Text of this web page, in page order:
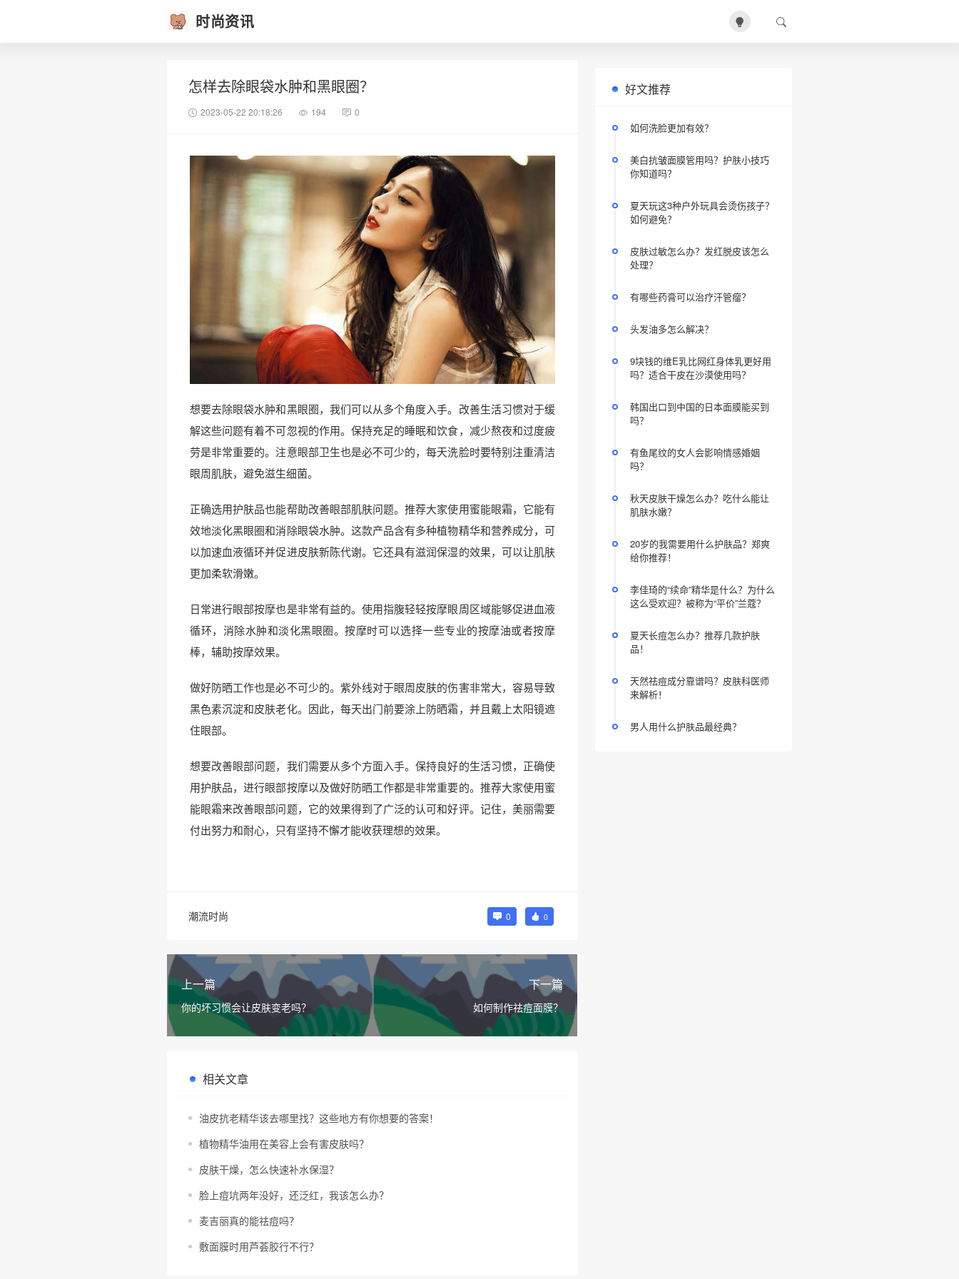
时尚资讯
怎样去除眼袋水肿和黑眼圈？
2023-05-22 20:18:26 194 0
想要去除眼袋水肿和黑眼圈，我们可以从多个角度入手。改善生活习惯对于缓
解这些问题有着不可忽视的作用。保持充足的睡眠和饮食，减少熬夜和过度疲
劳是非常重要的。注意眼部卫生也是必不可少的，每天洗脸时要特别注重清洁
眼周肌肤，避免滋生细菌。
正确选用护肤品也能帮助改善眼部肌肤问题。推荐大家使用蜜能眼霜，它能有
效地淡化黑眼圈和消除眼袋水肿。这款产品含有多种植物精华和营养成分，可
以加速血液循环并促进皮肤新陈代谢。它还具有滋润保湿的效果，可以让肌肤
更加柔软滑嫩。
日常进行眼部按摩也是非常有益的。使用指腹轻轻按摩眼周区域能够促进血液
循环，消除水肿和淡化黑眼圈。按摩时可以选择一些专业的按摩油或者按摩
棒，辅助按摩效果。
做好防晒工作也是必不可少的。紫外线对于眼周皮肤的伤害非常大，容易导致
黑色素沉淀和皮肤老化。因此，每天出门前要涂上防晒霜，并且戴上太阳镜遮
住眼部。
想要改善眼部问题，我们需要从多个方面入手。保持良好的生活习惯，正确使
用护肤品，进行眼部按摩以及做好防晒工作都是非常重要的。推荐大家使用蜜
能眼霜来改善眼部问题，它的效果得到了广泛的认可和好评。记住，美丽需要
付出努力和耐心，只有坚持不懈才能收获理想的效果。
潮流时尚 0 0
上一篇
你的坏习惯会让皮肤变老吗？
下一篇
如何制作祛痘面膜？
相关文章
油皮抗老精华该去哪里找？这些地方有你想要的答案！
植物精华油用在美容上会有害皮肤吗？
皮肤干燥，怎么快速补水保湿？
脸上痘坑两年没好，还泛红，我该怎么办？
麦吉丽真的能祛痘吗？
敷面膜时用芦荟胶行不行？
好文推荐
如何洗脸更加有效？
美白抗皱面膜管用吗？护肤小技巧
你知道吗？
夏天玩这3种户外玩具会烫伤孩子？
如何避免？
皮肤过敏怎么办？发红脱皮该怎么
处理？
有哪些药膏可以治疗汗管瘤？
头发油多怎么解决？
9块钱的维E乳比网红身体乳更好用
吗？适合干皮在沙漠使用吗？
韩国出口到中国的日本面膜能买到
吗？
有鱼尾纹的女人会影响情感婚姻
吗？
秋天皮肤干燥怎么办？吃什么能让
肌肤水嫩？
20岁的我需要用什么护肤品？郑爽
给你推荐！
李佳琦的“续命”精华是什么？为什么
这么受欢迎？被称为“平价”兰蔻？
夏天长痘怎么办？推荐几款护肤
品！
天然祛痘成分靠谱吗？皮肤科医师
来解析！
男人用什么护肤品最经典？